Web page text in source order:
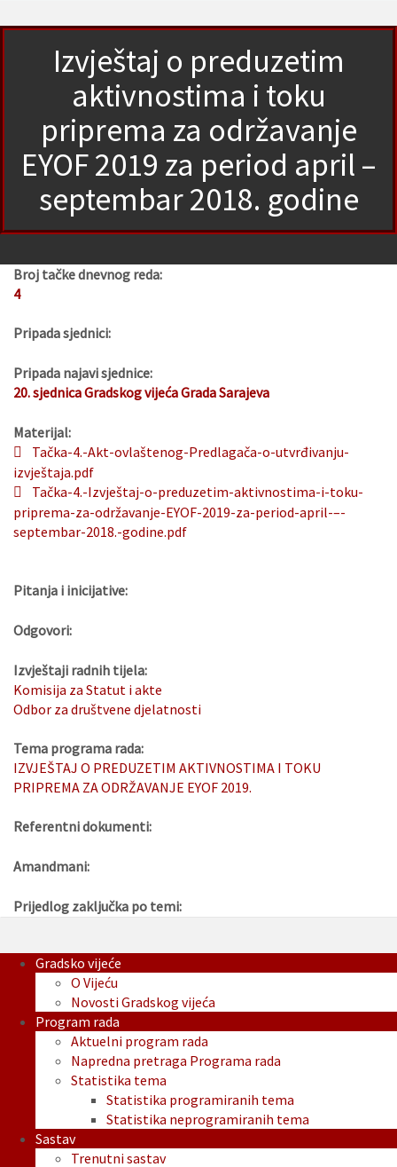
Izvještaj o preduzetim
aktivnostima i toku
priprema za održavanje
EYOF 2019 za period april –
septembar 2018. godine
Broj tačke dnevnog reda:
4
Pripada sjednici:
Pripada najavi sjednice:
20. sjednica Gradskog vijeća Grada Sarajeva
Materijal:
Tačka-4.-Akt-ovlaštenog-Predlagača-o-utvrđivanju-
izvještaja.pdf
Tačka-4.-Izvještaj-o-preduzetim-aktivnostima-i-toku-
priprema-za-održavanje-EYOF-2019-za-period-april-–-
septembar-2018.-godine.pdf
Pitanja i inicijative:
Odgovori:
Izvještaji radnih tijela:
Komisija za Statut i akte
Odbor za društvene djelatnosti
Tema programa rada:
IZVJEŠTAJ O PREDUZETIM AKTIVNOSTIMA I TOKU
PRIPREMA ZA ODRŽAVANJE EYOF 2019.
Referentni dokumenti:
Amandmani:
Prijedlog zaključka po temi:
Gradsko vijeće
O Vijeću
Novosti Gradskog vijeća
Program rada
Aktuelni program rada
Napredna pretraga Programa rada
Statistika tema
Statistika programiranih tema
Statistika neprogramiranih tema
Sastav
Trenutni sastav